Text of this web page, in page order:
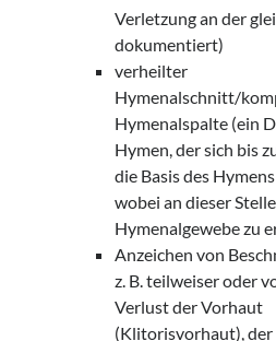
Verletzung an der
dokumentiert)
verheilter
Hymenalschnitt/
Hymenalspalte (ein
Hymen, der sich bis
die Basis des
wobei an dieser
Hymenalgewebe zu
Anzeichen von
z. B. teilweiser oder
Verlust der Vorhaut
(Klitorisvorhaut),